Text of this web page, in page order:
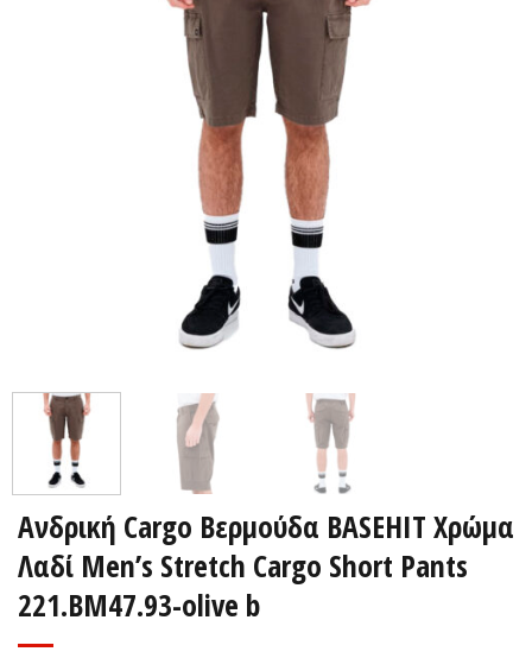
Ανδρική Cargo Βερμούδα BASEHIT Χρώμα
Λαδί Men’s Stretch Cargo Short Pants
221.BM47.93-olive b